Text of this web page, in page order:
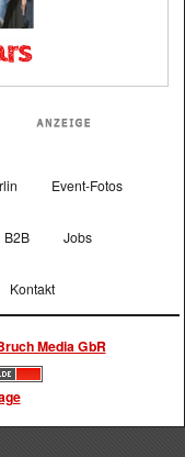
Event-Fotos
B2B Jobs
Kontakt
Media GbR